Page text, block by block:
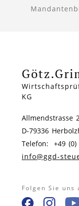
KG
Allmendstrasse
D-79336
Telefon: +49 (0)
info@ggd-
Folgen Sie uns